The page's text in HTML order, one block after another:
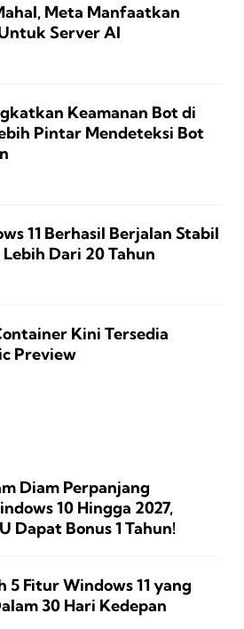
Meta Manfaatkan
Server AI
Keamanan Bot di
Pintar Mendeteksi Bot
11 Berhasil Berjalan Stabil
Dari 20 Tahun
Kini Tersedia
Preview
Diam Perpanjang
10 Hingga 2027,
Dapat Bonus 1 Tahun!
5 Fitur Windows 11 yang
30 Hari Kedepan